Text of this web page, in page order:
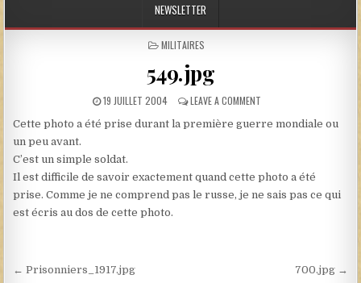
NEWSLETTER
POSTED IN
MILITAIRES
549.jpg
PUBLISHED DATE:
19 JUILLET 2004 LEAVE A COMMENTON 549.JPG
Cette photo a été prise durant la première guerre mondiale ou
un peu avant.
C’est un simple soldat.
Il est difficile de savoir exactement quand cette photo a été
prise. Comme je ne comprend pas le russe, je ne sais pas ce qui
est écris au dos de cette photo.
Navigation de l’article
← Prisonniers_1917.jpg 700.jpg →